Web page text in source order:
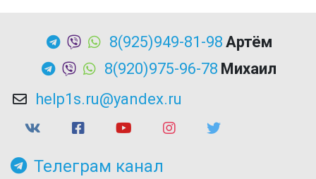
8(925)949-81-98 Артём
8(920)975-96-78 Михаил
help1s.ru@yandex.ru
Телеграм канал